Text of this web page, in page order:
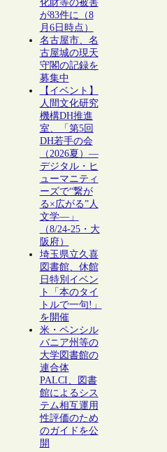
化財等の被害
が83件に（8
月6日時点）
名古屋市、名
古屋城の現天
守閣の記録を
募集中
【イベント】
人間文化研究
機構DH推進
室、「第5回
DH若手の会
（2026夏）―
デジタル・ヒ
ューマニティ
ーズで“繋が
る×広がる”人
文学―」
（8/24-25・大
阪府）
埼玉県立久喜
図書館、休館
日特別イベン
ト「本のタイ
トルで一句!」
を開催
米・ペンシル
バニア州等の
大学図書館の
連合体
PALCI、図書
館によるシス
テム相互運用
性評価のため
のガイドを公
開